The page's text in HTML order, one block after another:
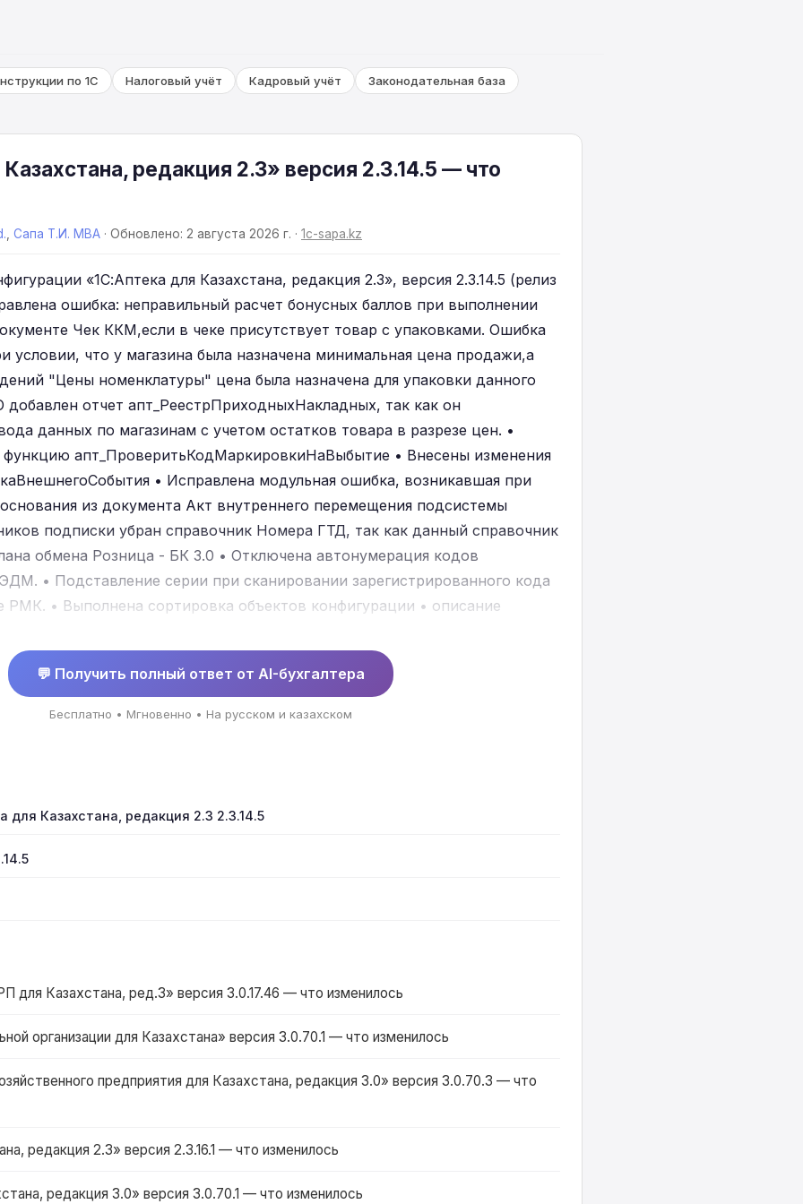
по 1С Налоговый учёт Кадровый учёт Законодательная база
редакция 2.3» версия 2.3.14.5 — что
Сапа Т.И. MBA · Обновлено: 2 августа 2026 г. · 1c-sapa.kz
«1С:Аптека для Казахстана, редакция 2.3», версия 2.3.14.5 (релиз
ошибка: неправильный расчет бонусных баллов при выполнении
Чек ККМ,если в чеке присутствует товар с упаковками. Ошибка
условии, что у магазина была назначена минимальная цена продажи,а
"Цены номенклатуры" цена была назначена для упаковки данного
добавлен отчет апт_РеестрПриходныхНакладных, так как он
данных по магазинам с учетом остатков товара в разрезе цен. •
апт_ПроверитьКодМаркировкиНаВыбытие • Внесены изменения
• Исправлена модульная ошибка, возникавшая при
из документа Акт внутреннего перемещения подсистемы
подписки убран справочник Номера ГТД, так как данный справочник
обмена Розница - БК 3.0 • Отключена автонумерация кодов
• Подставление серии при сканировании зарегистрированного кода
• Выполнена сортировка объектов конфигурации • описание
ошибка, возникавшая при попытке изменить цену для номенклатуры
Заполнять цены характиристик по ценам номенклатуры.
💬 Получить полный ответ от AI-бухгалтера
Бесплатно • Мгновенно • На русском и казахском
для Казахстана, редакция 2.3 2.3.14.5
для Казахстана, ред.3» версия 3.0.17.46 — что изменилось
организации для Казахстана» версия 3.0.70.1 — что изменилось
предприятия для Казахстана, редакция 3.0» версия 3.0.70.3 — что
редакция 2.3» версия 2.3.16.1 — что изменилось
редакция 3.0» версия 3.0.70.1 — что изменилось